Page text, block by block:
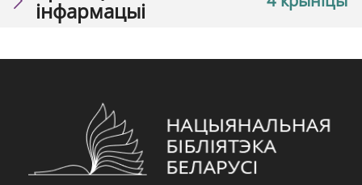
інфармацыі